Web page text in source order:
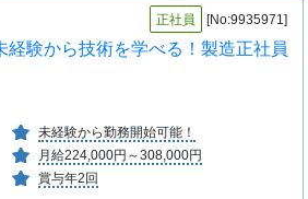
正社員 [No:9935971]
経験から技術を学べる！製造正社員
未経験から勤務開始可能！
月給224,000円～308,000円
賞与年2回